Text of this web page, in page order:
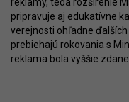
pripravuje aj edukatívne
verejnosti ohľadne
prebiehajú rokovania s
reklama bola vyššie